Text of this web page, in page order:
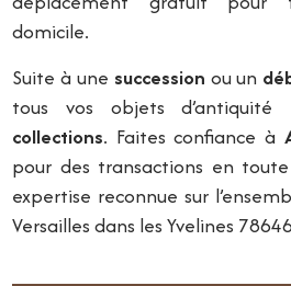
domicile.
Suite à une succession ou un
tous vos objets
collections. Faites confiance à
pour des transactions en
expertise reconnue sur
Versailles dans les Yvelines